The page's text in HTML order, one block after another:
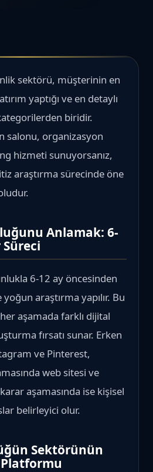
sektörü, müşterinin en
yaptığı ve en detaylı
biridir.
salonu, organizasyon
hizmeti sunuyorsanız,
araştırma sürecinde öne
Anlamak: 6-
Süreci
6-12 ay öncesinden
araştırma yapılır. Bu
aşamada farklı dijital
fırsatı sunar. Erken
ve Pinterest,
web sitesi ve
aşamasında ise kişisel
belirleyici olur.
Sektörünün